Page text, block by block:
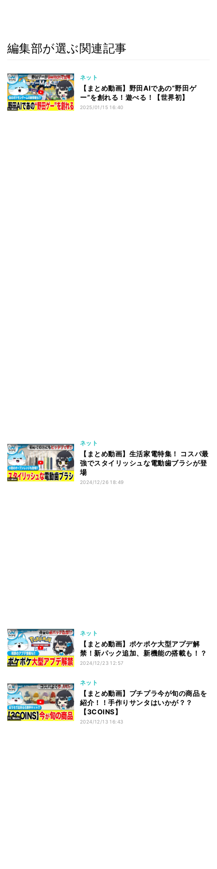
編集部が選ぶ関連記事
ネット
【まとめ動画】野田AIであの“野田ゲ
ー”を創れる！遊べる！【世界初】
2025/01/15 16:40
ネット
【まとめ動画】生活家電特集！ コスパ最
強でスタイリッシュな電動歯ブラシが登
場
2024/12/26 18:49
ネット
【まとめ動画】ポケポケ大型アプデ解
禁！新パック追加、新機能の搭載も！？
2024/12/23 12:57
ネット
【まとめ動画】プチプラ今が旬の商品を
紹介！！手作りサンタはいかが？？
【3COINS】
2024/12/13 16:43